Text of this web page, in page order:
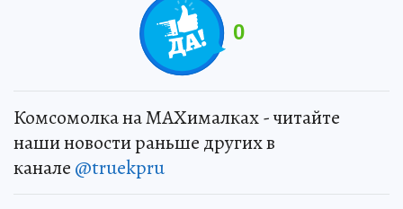
0
Комсомолка на MAXималках - читайте
наши новости раньше других в
канале @truekpru